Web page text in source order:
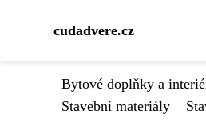
cudadvere.cz
Bytové doplňky a
Stavební materiály